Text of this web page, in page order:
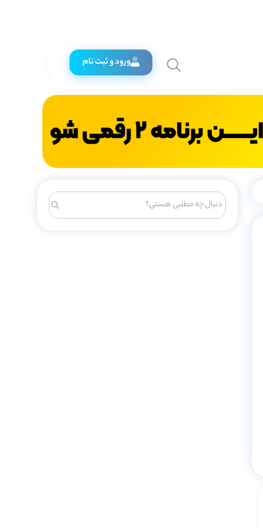
ورود و ثبت نام